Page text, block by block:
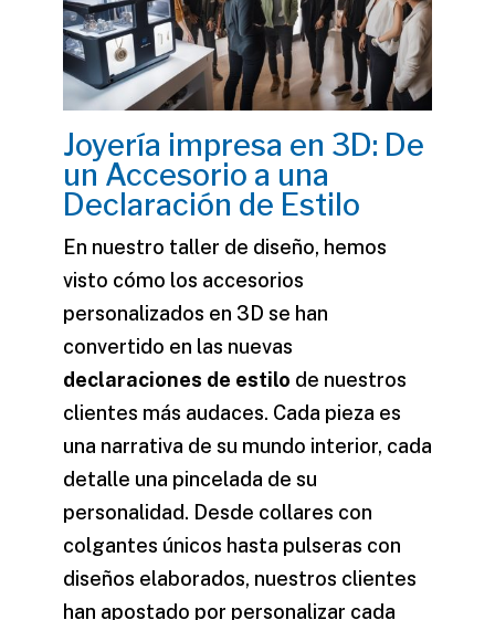
Joyería impresa en 3D: De
un Accesorio a una
Declaración de Estilo
En nuestro taller de diseño, hemos
visto cómo los accesorios
personalizados en 3D se han
convertido en las nuevas
declaraciones de estilo de nuestros
clientes más audaces. Cada pieza es
una narrativa de su mundo interior, cada
detalle una pincelada de su
personalidad. Desde collares con
colgantes únicos hasta pulseras con
diseños elaborados, nuestros clientes
han apostado por personalizar cada